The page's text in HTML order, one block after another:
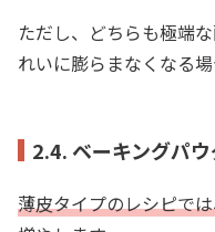
ただし、どちらも極端
れいに膨らまなくなる
2.4. ベーキングパウ
薄皮タイプのレシピで